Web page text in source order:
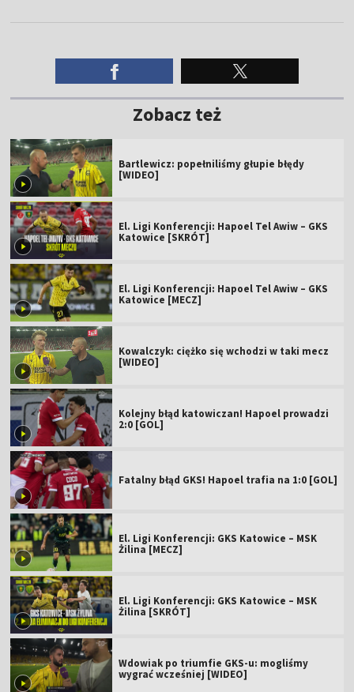
Zobacz też
Bartlewicz: popełniliśmy głupie błędy
[WIDEO]
El. Ligi Konferencji: Hapoel Tel Awiw – GKS
Katowice [SKRÓT]
El. Ligi Konferencji: Hapoel Tel Awiw – GKS
Katowice [MECZ]
Kowalczyk: ciężko się wchodzi w taki mecz
[WIDEO]
Kolejny błąd katowiczan! Hapoel prowadzi
2:0 [GOL]
Fatalny błąd GKS! Hapoel trafia na 1:0 [GOL]
El. Ligi Konferencji: GKS Katowice – MSK
Żilina [MECZ]
El. Ligi Konferencji: GKS Katowice – MSK
Żilina [SKRÓT]
Wdowiak po triumfie GKS-u: mogliśmy
wygrać wcześniej [WIDEO]